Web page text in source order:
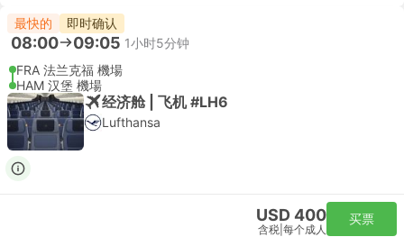
最快的 即时确认
08:00 09:05 1小时5分钟
FRA 法兰克福 機場
HAM 汉堡 機場
经济舱 | 飞机 #LH6
Lufthansa
USD 400
含税 每个成人
买票